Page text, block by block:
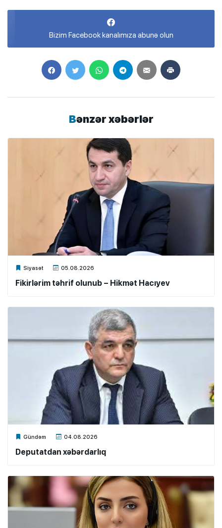
Bizim Facebook kanalımıza abunə olun
Bənzər xəbərlər
Siyasət 05.08.2026
Xalq.Online
Fikirlərim təhrif olunub – Hikmət Hacıyev
Gündəm 04.08.2026
Xalq.Online
Deputatdan xəbərdarlıq